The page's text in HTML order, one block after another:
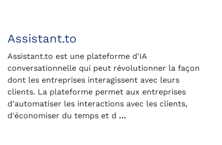
Assistant.to
Assistant.to est une plateforme d'IA
conversationnelle qui peut révolutionner la façon
dont les entreprises interagissent avec leurs
clients. La plateforme permet aux entreprises
d'automatiser les interactions avec les clients,
d'économiser du temps et d ...